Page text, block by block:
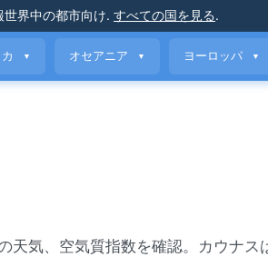
世界中の都市向け. すべての国を見る.
▼ オセアニア ▼ ヨーロッパ ▼
天気、空気質指数を確認。カウナス